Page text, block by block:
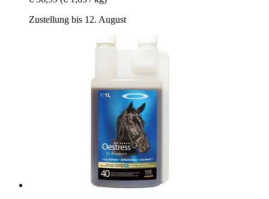
Zustellung bis 12. August